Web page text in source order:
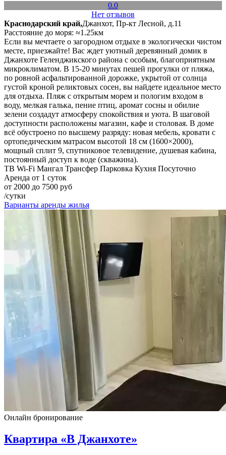
0.0
Нет отзывов
Краснодарский край,Джанхот, Пр-кт Лесной, д.11
Расстояние до моря: ≈1.25км
Если вы мечтаете о загородном отдыхе в экологически чистом
месте, приезжайте! Вас ждет уютный деревянный домик в
Джанхоте Геленджикского района с особым, благоприятным
микроклиматом. В 15-20 минутах пешей прогулки от пляжа,
по ровной асфальтированной дорожке, укрытой от солнца
густой кроной реликтовых сосен, вы найдете идеальное место
для отдыха. Пляж с открытым морем и пологим входом в
воду, мелкая галька, пение птиц, аромат сосны и обилие
зелени создадут атмосферу спокойствия и уюта. В шаговой
доступности расположены магазин, кафе и столовая. В доме
всё обустроено по высшему разряду: новая мебель, кровати с
ортопедическим матрасом высотой 18 см (1600×2000),
мощный сплит 9, спутниковое телевидение, душевая кабина,
постоянный доступ к воде (скважина).
ТВ Wi-Fi Мангал Трансфер Парковка Кухня Посуточно
Аренда от 1 суток
от 2000 до 7500 руб
/сутки
Варианты аренды жилья
Онлайн бронирование
Квартира «В Джанхоте»